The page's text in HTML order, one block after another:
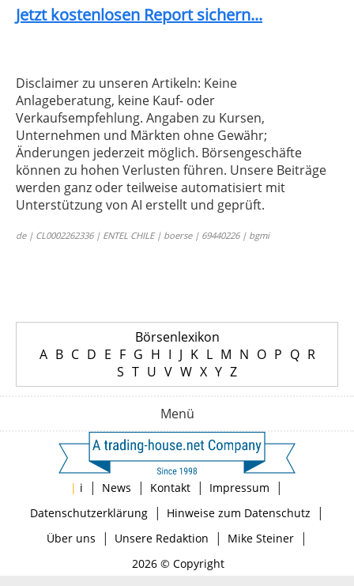
Jetzt kostenlosen Report sichern...
Disclaimer zu unseren Artikeln: Keine
Anlageberatung, keine Kauf- oder
Verkaufsempfehlung. Angaben zu Kursen,
Unternehmen und Märkten ohne Gewähr;
Änderungen jederzeit möglich. Börsengeschäfte
können zu hohen Verlusten führen. Unsere Beiträge
werden ganz oder teilweise automatisiert mit
Unterstützung von AI erstellt und geprüft.
de | CL0002262336 | ENTEL CHILE | boerse | 69440226 | bgmi
Börsenlexikon
A B C D E F G H I J K L M N O P Q R
S T U V W X Y Z
Menü
| i | News | Kontakt | Impressum |
Datenschutzerklärung| Hinweise zum Datenschutz |
Über uns | Unsere Redaktion | Mike Steiner|
2026 © Copyright